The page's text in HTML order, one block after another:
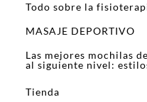
Todo sobre la
MASAJE DEPORTIVO
Las mejores mochilas
al siguiente nivel:
Tienda